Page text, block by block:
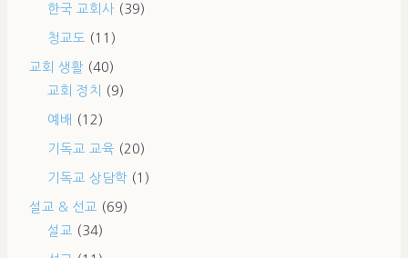
한국 교회사 (39)
청교도 (11)
교회 생활 (40)
교회 정치
(9)
예배 (12)
기독교 교육 (20)
기독교 상담학 (1)
설교 & 선교 (69)
설교 (34)